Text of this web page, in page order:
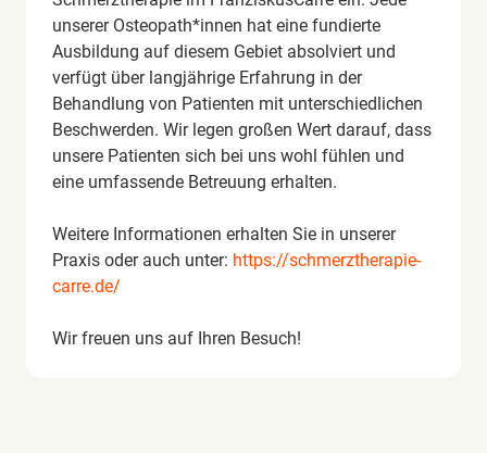
unserer Osteopath*innen hat eine fundierte
Ausbildung auf diesem Gebiet absolviert und
verfügt über langjährige Erfahrung in der
Behandlung von Patienten mit unterschiedlichen
Beschwerden. Wir legen großen Wert darauf, dass
unsere Patienten sich bei uns wohl fühlen und
eine umfassende Betreuung erhalten.
Weitere Informationen erhalten Sie in unserer
Praxis oder auch unter: https://schmerztherapie-
carre.de/
Wir freuen uns auf Ihren Besuch!